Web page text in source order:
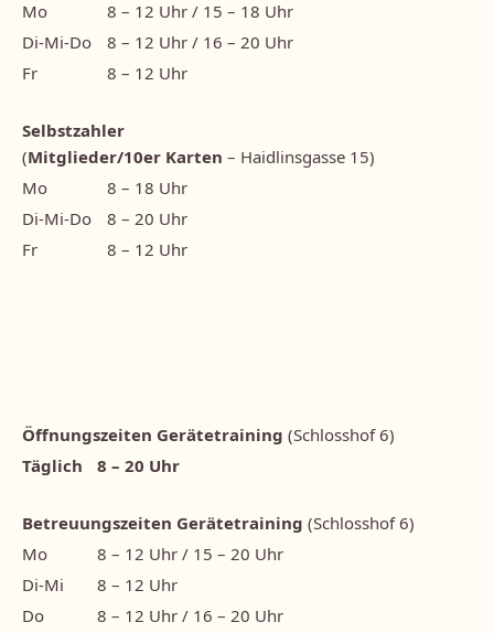
Mo
8 – 12 Uhr / 15 – 18 Uhr
Di-Mi-Do
8 – 12 Uhr / 16 – 20 Uhr
Fr
8 – 12 Uhr
Selbstzahler
(Mitglieder/10er Karten – Haidlinsgasse 15)
Mo
8 – 18 Uhr
Di-Mi-Do
8 – 20 Uhr
Fr
8 – 12 Uhr
Öffnungszeiten Gerätetraining (Schlosshof 6)
Täglich
8 – 20 Uhr
Betreuungszeiten Gerätetraining (Schlosshof 6)
Mo
8 – 12 Uhr / 15 – 20 Uhr
Di-Mi
8 – 12 Uhr
Do
8 – 12 Uhr / 16 – 20 Uhr